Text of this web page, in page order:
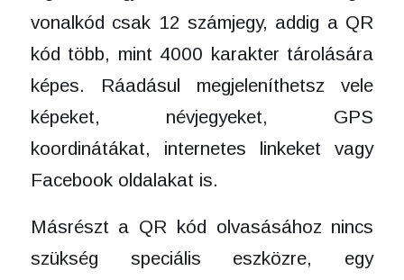
vonalkód csak 12 számjegy, addig a QR
kód több, mint 4000 karakter tárolására
képes. Ráadásul megjeleníthetsz vele
képeket, névjegyeket, GPS
koordinátákat, internetes linkeket vagy
Facebook oldalakat is.
Másrészt a QR kód olvasásához nincs
szükség speciális eszközre, egy